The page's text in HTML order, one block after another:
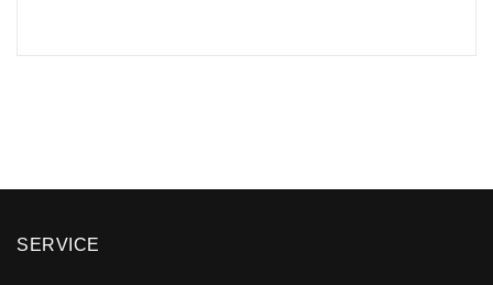
SERVICE